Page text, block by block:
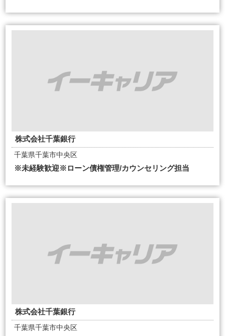
株式会社千葉銀行
千葉県千葉市中央区
※未経験歓迎※ローン債権管理/カウンセリング担当
株式会社千葉銀行
千葉県千葉市中央区